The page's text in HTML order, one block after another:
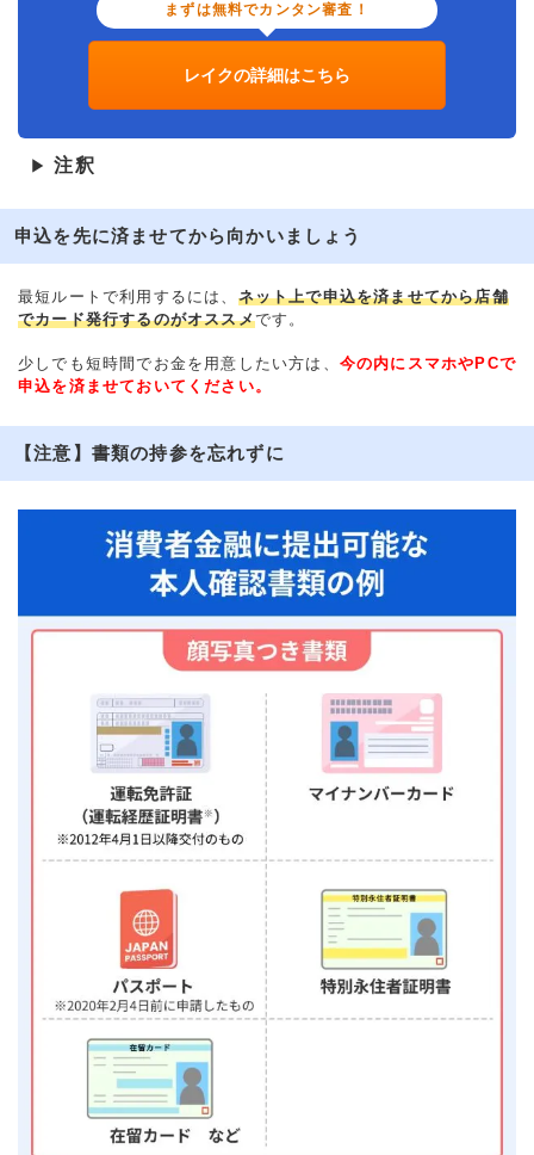
まずは無料でカンタン審査！
レイクの詳細はこちら
▶ 注釈
申込を先に済ませてから向かいましょう
最短ルートで利用するには、 ネット上で申込を済ませてから店舗
でカード発行するのがオススメです。
少しでも短時間でお金を用意したい方は、 今の内にスマホやPCで
申込を済ませておいてください。
【注意】書類の持参を忘れずに